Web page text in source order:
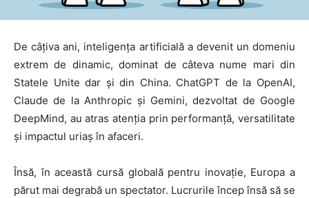
De câțiva ani, inteligența artificială a devenit un domeniu
extrem de dinamic, dominat de câteva nume mari din
Statele Unite dar și din China. ChatGPT de la OpenAI,
Claude de la Anthropic și Gemini, dezvoltat de Google
DeepMind, au atras atenția prin performanță, versatilitate
și impactul uriaș în afaceri.
Însă, în această cursă globală pentru inovație, Europa a
părut mai degrabă un spectator. Lucrurile încep însă să se